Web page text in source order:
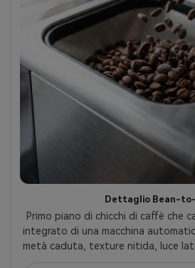
Dettaglio Bean-
Primo piano di chicchi di caffè che
integrato di una macchina
metà caduta, texture nitida, luce
con Canon EOS R3, 100mm,